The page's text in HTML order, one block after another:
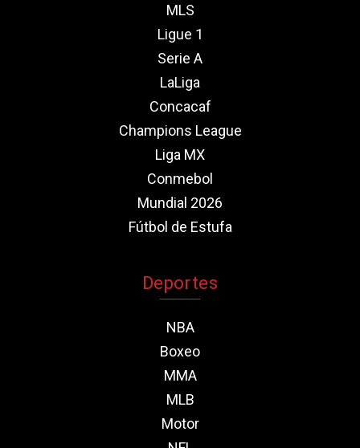
MLS
Ligue 1
Serie A
LaLiga
Concacaf
Champions League
Liga MX
Conmebol
Mundial 2026
Fútbol de Estufa
Deportes
NBA
Boxeo
MMA
MLB
Motor